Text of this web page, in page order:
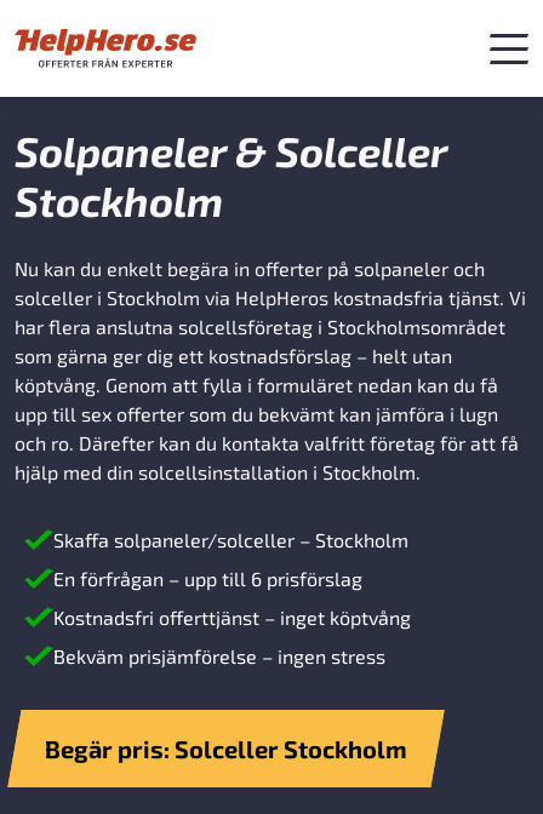
Solpaneler & Solceller
Stockholm
Nu kan du enkelt begära in offerter på solpaneler och
solceller i Stockholm via HelpHeros kostnadsfria tjänst. Vi
har flera anslutna solcellsföretag i Stockholmsområdet
som gärna ger dig ett kostnadsförslag – helt utan
köptvång. Genom att fylla i formuläret nedan kan du få
upp till sex offerter som du bekvämt kan jämföra i lugn
och ro. Därefter kan du kontakta valfritt företag för att få
hjälp med din solcellsinstallation i Stockholm.
Skaffa solpaneler/solceller – Stockholm
En förfrågan – upp till 6 prisförslag
Kostnadsfri offerttjänst – inget köptvång
Bekväm prisjämförelse – ingen stress
Begär pris: Solceller Stockholm